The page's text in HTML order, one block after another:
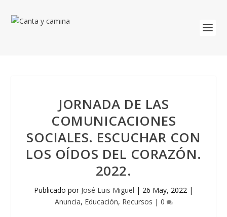
JORNADA DE LAS
COMUNICACIONES
SOCIALES. ESCUCHAR CON
LOS OÍDOS DEL CORAZÓN.
2022.
Publicado por José Luis Miguel | 26 May, 2022 |
Anuncia, Educación, Recursos | 0